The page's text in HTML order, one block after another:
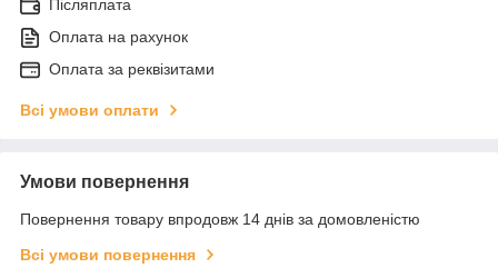
Післяплата
Оплата на рахунок
Оплата за реквізитами
Всі умови оплати
Умови повернення
Повернення товару впродовж 14 днів за домовленістю
Всі умови повернення